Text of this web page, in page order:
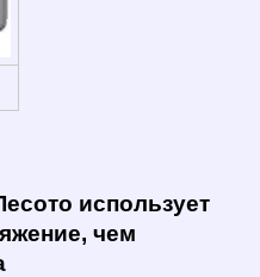
использует
чем